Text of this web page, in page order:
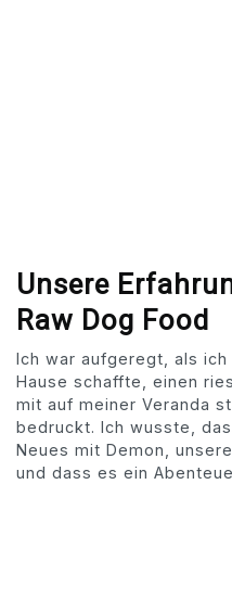
Unsere
Raw Dog Food
Ich war aufgeregt, als
Hause schaffte, einen
mit auf meiner Veranda
bedruckt. Ich wusste,
Neues mit Demon,
und dass es ein